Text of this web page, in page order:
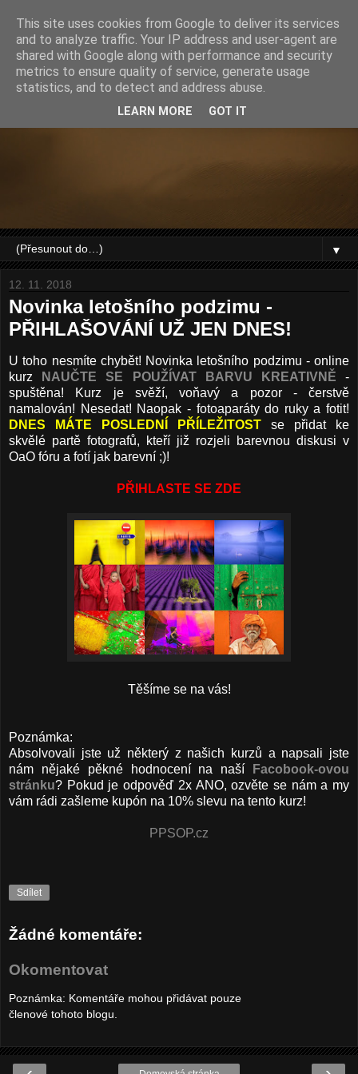
▼
12. 11. 2018
Novinka letošního podzimu -
PŘIHLAŠOVÁNÍ UŽ JEN DNES!
U toho nesmíte chybět! Novinka letošního podzimu - online
kurz
NAUČTE SE POUŽÍVAT BARVU KREATIVNĚ -
spuštěna! Kurz je svěží, voňavý a pozor - čerstvě
namalován! Nesedat! Naopak - fotoaparáty do ruky a fotit!
DNES MÁTE POSLEDNÍ PŘÍLEŽITOST se přidat ke
skvělé partě fotografů, kteří již rozjeli barevnou diskusi v
OaO fóru a fotí jak barevní ;)!
PŘIHLASTE SE ZDE
Těšíme se na vás!
Poznámka:
Absolvovali jste už některý z našich kurzů a napsali jste
nám nějaké pěkné hodnocení na naší
Facobook-ovou
stránku? Pokud je odpověď 2x ANO, ozvěte se nám a my
vám rádi zašleme kupón na 10% slevu na tento kurz!
PPSOP.cz
Sdílet
Žádné komentáře:
Okomentovat
Poznámka: Komentáře mohou přidávat pouze
členové tohoto blogu.
This site uses cookies from Google to deliver its services
and to analyze traffic. Your IP address and user-agent are
shared with Google along with performance and security
metrics to ensure quality of service, generate usage
statistics, and to detect and address abuse.
LEARN MORE GOT IT